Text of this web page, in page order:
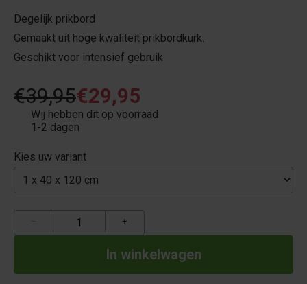
Degelijk prikbord
Gemaakt uit hoge kwaliteit prikbordkurk.
Geschikt voor intensief gebruik
€39,95€29,95
Wij hebben dit op voorraad
1-2 dagen
Kies uw variant
+